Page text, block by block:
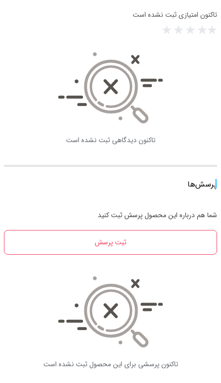
تاکنون امتیازی ثبت نشده است
تاکنون دیدگاهی ثبت نشده است
پرسش‌ها
شما هم درباره این محصول پرسش ثبت کنید
ثبت پرسش
تاکنون پرسشی برای این محصول ثبت نشده است